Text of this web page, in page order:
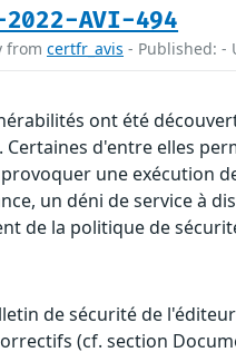
2022-AVI-494
from certfr_avis - Published: -
ont été
Certaines d'entre elles
une exécution
un déni de service à
de la politique de
de sécurité de
(cf. section